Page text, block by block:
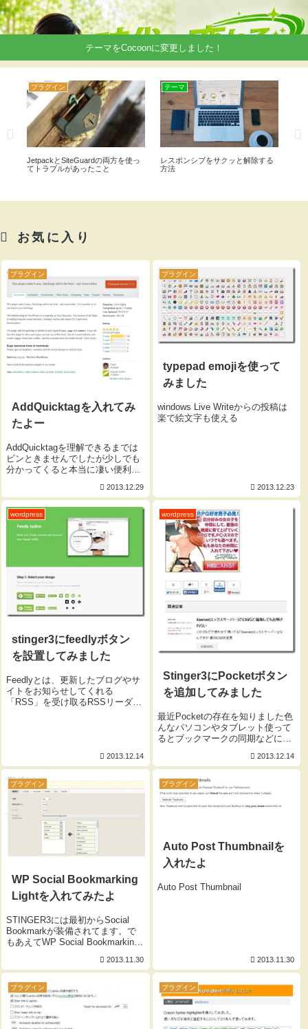
テーマをCocoonに変更しました！
プラグイン
JetpackとSiteGuardの両方を使っ
てトラブルがあったこと
テーマ
レスポンシブをサクッと解除する
方法
お気に入り
プラグイン
AddQuicktagを入れてみ
たよー
AddQuicktagを理解できるまでは
ピンときませんでしたが少しでも
分かってくると本当に凄い便利な
は色んな事が出来ちゃうんですよ
ー私くしはまだまだ初心なのでち
ょっとGgって参考になるサイトさ
まを紹介させてもら...
2013.12.29
プラグイン
typepad emojiを使って
みました
windows Live Writeからの投稿は
楽で絵文字も使える
2013.12.23
wordpress
stinger3にfeedlyボタン
を設置してみました
Feedlyとは、更新したブログやサ
イトをお知らせしてくれる
「RSS」を受け取るRSSリーダで
2013.12.14
wordpress
Stinger3にPocketボタン
を追加してみました
最近Pocketの存在を知りました色
んなパソコンやタブレット使って
るとブックマークの同期などにも
がちな私にこのPocketの存在を知
り使ってみたら凄く良いよーてな
訳で今ではPocketボタンがついて
るサイトだと...
2013.12.14
プラグイン
WP Social Bookmarking
Lightを入れてみたよ
STINGER3には最初からSocial
Bookmarkが装備されてます。で
もあえてWP Social Bookmarking
evernoteを入れたかったのｗｗｗ
これも設定は自分の追加したいも
のを...
2013.11.30
プラグイン
Auto Post Thumbnailを
入れたよ
Auto Post Thumbnail
2013.11.30
プラグイン プラグイン